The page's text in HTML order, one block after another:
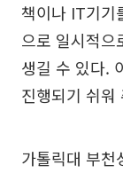
책이나 IT기기
으로 일시적으
생길 수 있다.
진행되기 쉬워
가톨릭대 부천